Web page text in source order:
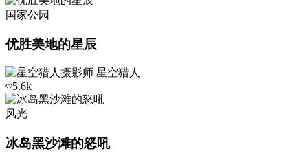
国家公园
优胜美地的星辰
摄影师 星空猎人
5.6k
风光
冰岛黑沙滩的怒吼